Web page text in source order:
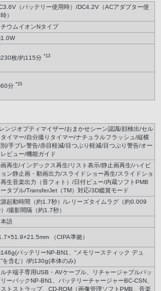
（バッテリー使用時）/DC4.2V（ACアダプター使
）
チウムイオンNタイプ
枚/約115分 *13
分 *15
ンジオプティマイザー/おまかせシーン認識/顔検出/セル
タイマー/自分撮りタイマー/ナチュラルフラッシュ/縦横
/手ブレ警告/赤目軽減/目つぶり軽減/目つぶり警告/オー
レビュー/機能ガイド
再生/インデックス再生/リスト表示/静止画再生/ハイビ
ョン静止画・動画出力/スライドショー再生/スライドショ
再生音楽出力（音フォト）/日付ビュー/内蔵ソフトPMB
タブル/TransferJet（TM）対応/3D鑑賞モード
源起動時間（約1.7秒）/レリーズタイムラグ（約0.009
/撮影間隔（約1.7秒）
本語
（CIPA準拠）
バッテリーNP-BN1、“メモリースティック デュ
”を含む）/約130g(本体のみ)
チ端子専用USB・AVケーブル、リチャージャブルバッ
リーパックNP-BN1、バッテリーチャージャーBC-CSN、
ストストラップ、CD-ROM（画像管理ソフトPMB、音楽